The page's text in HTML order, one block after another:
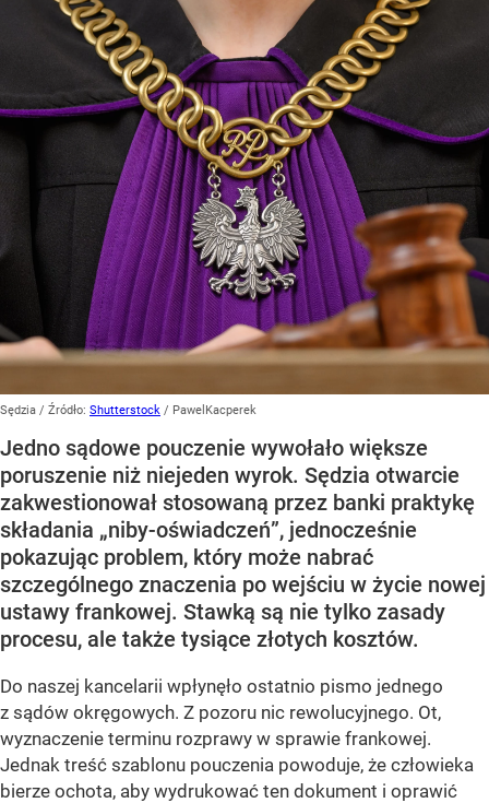
Sędzia / Źródło: Shutterstock / PawelKacperek
Jedno sądowe pouczenie wywołało większe
poruszenie niż niejeden wyrok. Sędzia otwarcie
zakwestionował stosowaną przez banki praktykę
składania „niby-oświadczeń”, jednocześnie
pokazując problem, który może nabrać
szczególnego znaczenia po wejściu w życie nowej
ustawy frankowej. Stawką są nie tylko zasady
procesu, ale także tysiące złotych kosztów.
Do naszej kancelarii wpłynęło ostatnio pismo jednego
z sądów okręgowych. Z pozoru nic rewolucyjnego. Ot,
wyznaczenie terminu rozprawy w sprawie frankowej.
Jednak treść szablonu pouczenia powoduje, że człowieka
bierze ochota, aby wydrukować ten dokument i oprawić